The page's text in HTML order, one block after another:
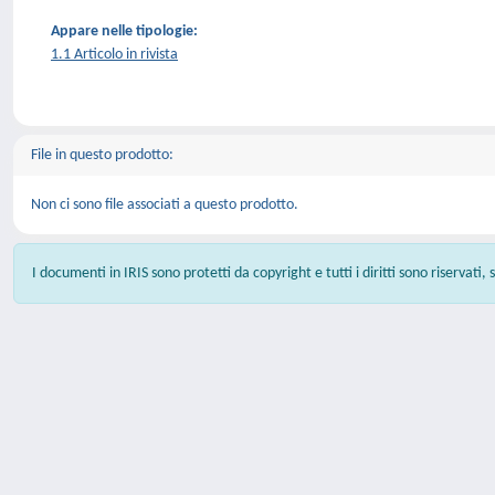
Appare nelle tipologie:
1.1 Articolo in rivista
File in questo prodotto:
Non ci sono file associati a questo prodotto.
I documenti in IRIS sono protetti da copyright e tutti i diritti sono riservati,